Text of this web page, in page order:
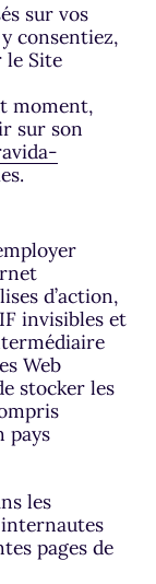
sur vos
consentiez,
Site
moment,
sur son
d’action,
invisibles et
Web
stocker les
pays
les
pages de